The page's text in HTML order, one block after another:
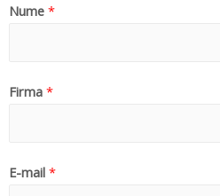
Nume *
Firma *
E-mail *